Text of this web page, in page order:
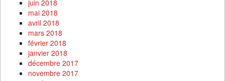
juin 2018
mai 2018
avril 2018
mars 2018
février 2018
janvier 2018
décembre 2017
novembre 2017